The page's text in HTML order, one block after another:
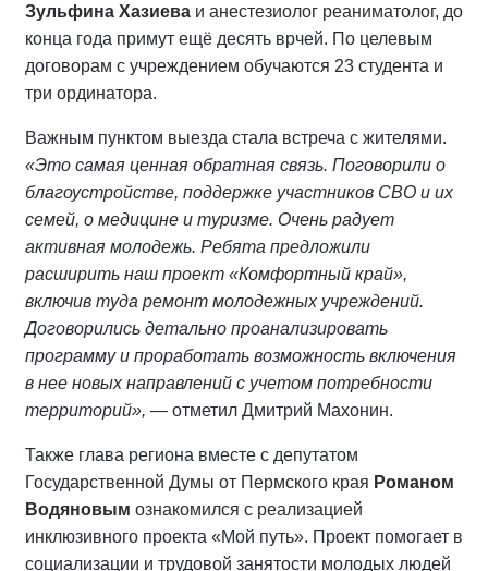
Зульфина Хазиева и анестезиолог реаниматолог, до
конца года примут ещё десять врчей. По целевым
договорам с учреждением обучаются 23 студента и
три ординатора.
Важным пунктом выезда стала встреча с жителями.
«Это самая ценная обратная связь. Поговорили о
благоустройстве, поддержке участников СВО и их
семей, о медицине и туризме. Очень радует
активная молодежь. Ребята предложили
расширить наш проект «Комфортный край»,
включив туда ремонт молодежных учреждений.
Договорились детально проанализировать
программу и проработать возможность включения
в нее новых направлений с учетом потребности
территорий», — отметил Дмитрий Махонин.
Также глава региона вместе с депутатом
Государственной Думы от Пермского края Романом
Водяновым ознакомился с реализацией
инклюзивного проекта «Мой путь». Проект помогает в
социализации и трудовой занятости молодых людей